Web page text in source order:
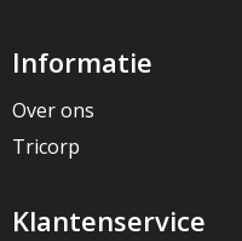
Informatie
Over ons
Tricorp
Klantenservice